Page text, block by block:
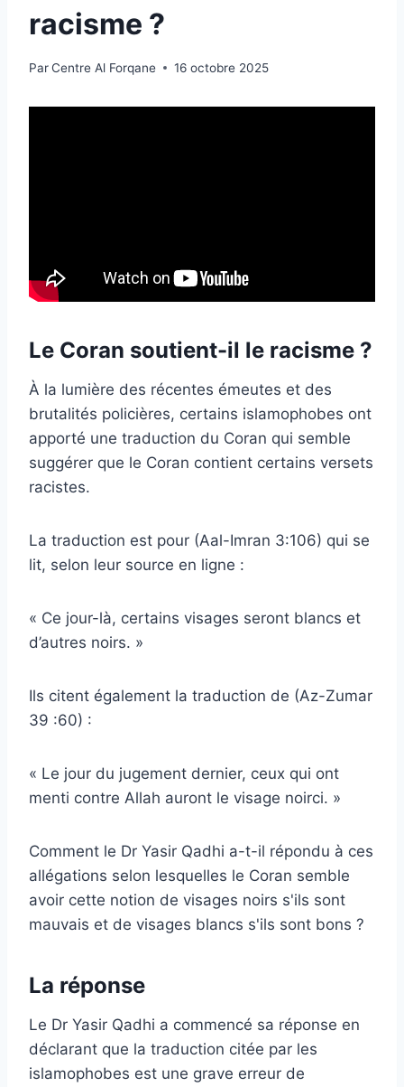
racisme ?
ParCentre Al Forqane 16 octobre 2025
Le Coran soutient-il le racisme ?
À la lumière des récentes émeutes et des
brutalités policières, certains islamophobes ont
apporté une traduction du Coran qui semble
suggérer que le Coran contient certains versets
racistes.
La traduction est pour (Aal-Imran 3:106) qui se
lit, selon leur source en ligne :
« Ce jour-là, certains visages seront blancs et
d’autres noirs. »
Ils citent également la traduction de (Az-Zumar
39 :60) :
« Le jour du jugement dernier, ceux qui ont
menti contre Allah auront le visage noirci. »
Comment le Dr Yasir Qadhi a-t-il répondu à ces
allégations selon lesquelles le Coran semble
avoir cette notion de visages noirs s'ils sont
mauvais et de visages blancs s'ils sont bons ?
La réponse
Le Dr Yasir Qadhi a commencé sa réponse en
déclarant que la traduction citée par les
islamophobes est une grave erreur de